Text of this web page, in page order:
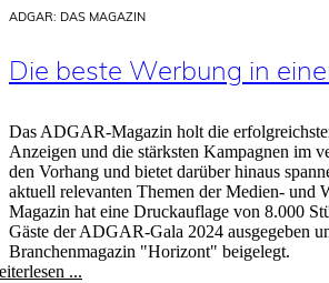
ADGAR: DAS MAGAZIN
Die beste Werbung in
Das ADGAR-Magazin holt die
Anzeigen und die stärksten Kampagnen im
den Vorhang und bietet darüber hinaus
aktuell relevanten Themen der Medien- und
Magazin hat eine Druckauflage von 8.000
Gäste der ADGAR-Gala 2024 ausgegeben
Branchenmagazin "Horizont" beigelegt.
...